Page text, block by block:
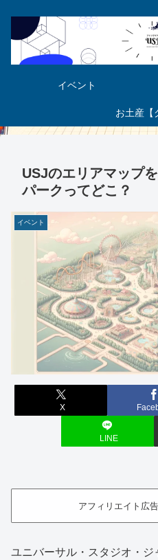
イベント
お土産【
USJのエリアマップ
パークってどこ？
イベント
X
LINE
アフィリエイト広
ユニバーサル・スタジオ・